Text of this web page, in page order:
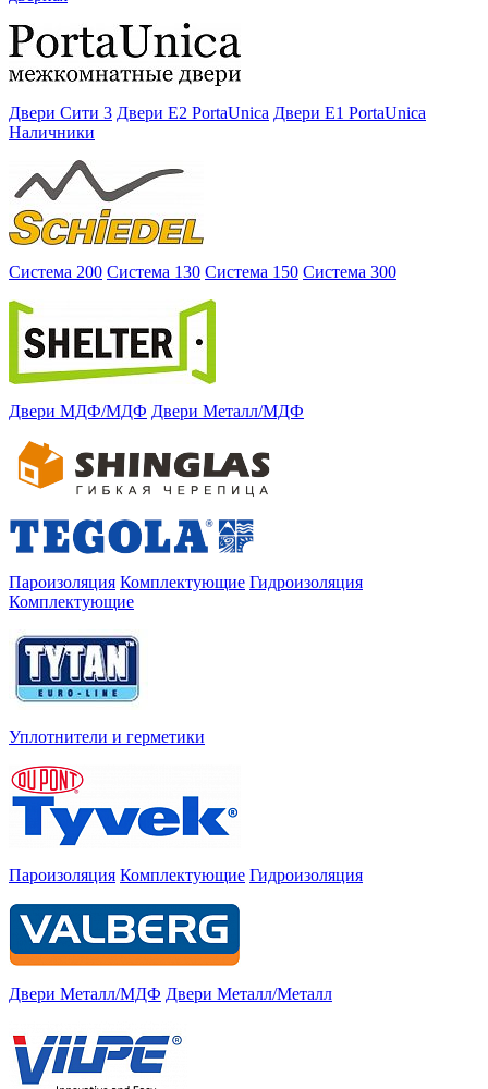
Двери Сити 3 Двери E2 PortaUnica Двери E1 PortaUnica
Наличники
Система 200 Система 130 Система 150 Система 300
Двери МДФ/МДФ Двери Металл/МДФ
Пароизоляция Комплектующие Гидроизоляция
Комплектующие
Уплотнители и герметики
Пароизоляция Комплектующие Гидроизоляция
Двери Металл/МДФ Двери Металл/Металл